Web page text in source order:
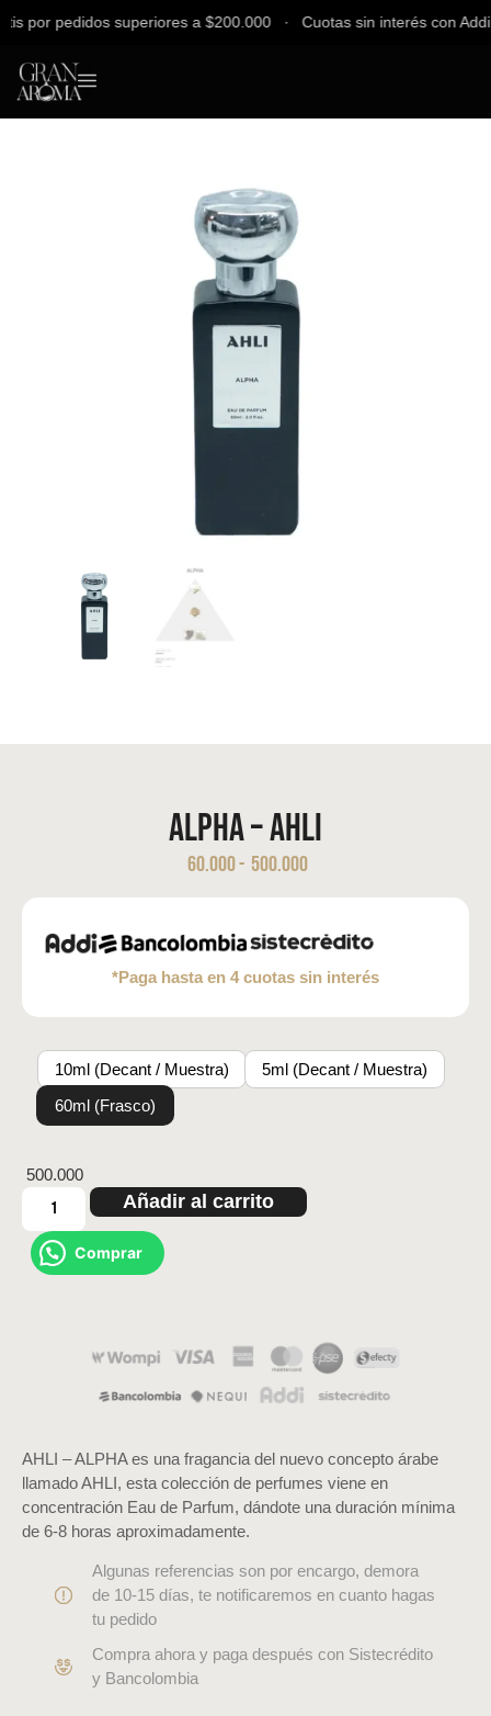
pedidos superiores a $200.000 ∙ Cuotas sin interés con Addi,
ALPHA – AHLI
60.000- 500.000
*Paga hasta en 4 cuotas sin interés
10ml (Decant / Muestra)
5ml (Decant / Muestra)
60ml (Frasco)
500.000
Añadir al carrito
Comprar
AHLI – ALPHA es una fragancia del nuevo concepto árabe
llamado AHLI, esta colección de perfumes viene en
concentración Eau de Parfum, dándote una duración mínima
de 6-8 horas aproximadamente.
Algunas referencias son por encargo, demora
de 10-15 días, te notificaremos en cuanto hagas
tu pedido
Compra ahora y paga después con Sistecrédito
y Bancolombia